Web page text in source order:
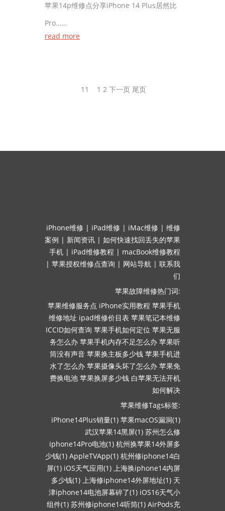
苹果14p维修点分享iPhone 14 Plus居然比
Pro……
read more
11 1 2 下一页 尾页
iPhone维修 | iPad维修 | iMac维修 | 维修
案例 | 新闻资讯 | 如何快速找回丢失的苹果
手机 | iPad维修教程 | macBook维修教程
| 苹果授权维修点查询 | 网站导航 | 联系我
们
苹果故障维修热门词:
苹果维修服务点 iPhone实用教程 苹果手机
维修地址 ipad维修价目表 苹果笔记本维修
ICCID如何查询 苹果手机如何定位 苹果无服
务怎么办 苹果手机内存不足怎么办 苹果听
筒没有声音 苹果换主板多少钱 苹果手机进
水了怎么办 苹果摄像头坏了怎么办 苹果免
费换电池 苹果换屏多少钱 白苹果无法开机
如何解决
苹果维修Tags标签:
iPhone14Plus销量(1) 苹果macOS漏洞(1)
武汉苹果14黑屏(1) 苏州怎么修
iphone14Pro电池(1) 杭州换苹果14外屏多
少钱(1) AppleTVApp(1) 杭州修iphone14白
屏(1) iOS天气应用(1) 上海换iphone14内屏
多少钱(1) 上海修iphone14外屏地址(1) 天
津iphone14电池屏幕碎了(1) iOS16天气小
组件(1) 苏州修iphone14听筒(1) AirPods充